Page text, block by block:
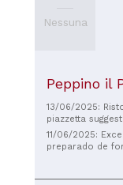
Nessuna
Peppino il
13/06/2025:
piazzetta
del giorno. Ottimi i primi piatti. Fantastiche le alici
Ristorante
consigliato.
11/06/2025:
preparado de